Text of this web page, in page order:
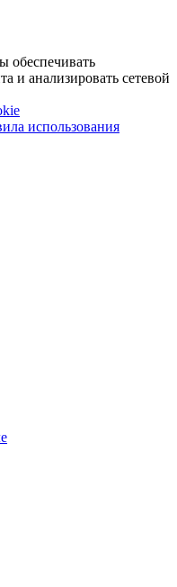
обеспечивать
и анализировать сетевой
использования